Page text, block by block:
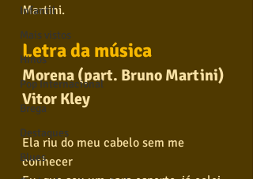
Infantil
Mais vistos
Hinos
Pop Internacional
Brega
Destaques
Blues
Martini.
Letra da música
Morena (part. Bruno Martini)
Vitor Kley
Ela riu do meu cabelo sem me
conhecer